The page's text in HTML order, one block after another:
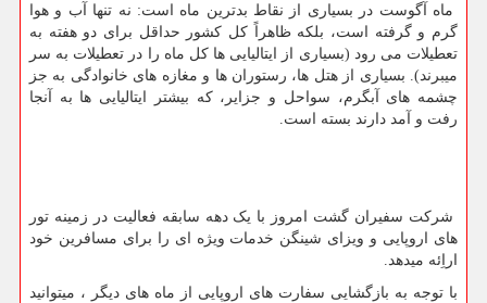
ماه آگوست در بسیاری از نقاط بدترین ماه است: نه تنها آب و هوا
گرم و گرفته است، بلکه ظاهراً کل کشور حداقل برای دو هفته به
تعطیلات می رود (بسیاری از ایتالیایی ها کل ماه را در تعطیلات به سر
میبرند). بسیاری از هتل ها، رستوران ها و مغازه های خانوادگی به جز
چشمه های آبگرم، سواحل و جزایر، که بیشتر ایتالیایی ها به آنجا
رفت و آمد دارند بسته است.
شرکت سفیران گشت امروز با یک دهه سابقه فعالیت در زمینه تور
های اروپایی و ویزای شینگن خدمات ویژه ای را برای مسافرین خود
اراِئه میدهد.
با توجه به بازگشایی سفارت های اروپایی از ماه های دیگر ، میتوانید